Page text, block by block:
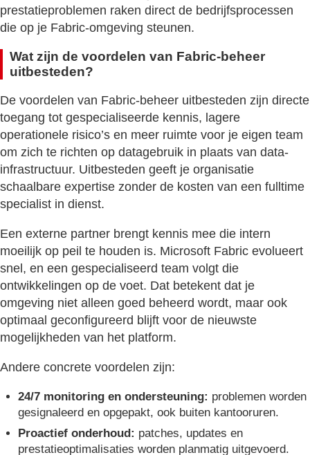
prestatieproblemen raken direct de bedrijfsprocessen
die op je Fabric-omgeving steunen.
Wat zijn de voordelen van Fabric-beheer
uitbesteden?
De voordelen van Fabric-beheer uitbesteden zijn directe
toegang tot gespecialiseerde kennis, lagere
operationele risico’s en meer ruimte voor je eigen team
om zich te richten op datagebruik in plaats van data-
infrastructuur. Uitbesteden geeft je organisatie
schaalbare expertise zonder de kosten van een fulltime
specialist in dienst.
Een externe partner brengt kennis mee die intern
moeilijk op peil te houden is. Microsoft Fabric evolueert
snel, en een gespecialiseerd team volgt die
ontwikkelingen op de voet. Dat betekent dat je
omgeving niet alleen goed beheerd wordt, maar ook
optimaal geconfigureerd blijft voor de nieuwste
mogelijkheden van het platform.
Andere concrete voordelen zijn:
24/7 monitoring en ondersteuning: problemen worden
gesignaleerd en opgepakt, ook buiten kantooruren.
Proactief onderhoud: patches, updates en
prestatieoptimalisaties worden planmatig uitgevoerd.